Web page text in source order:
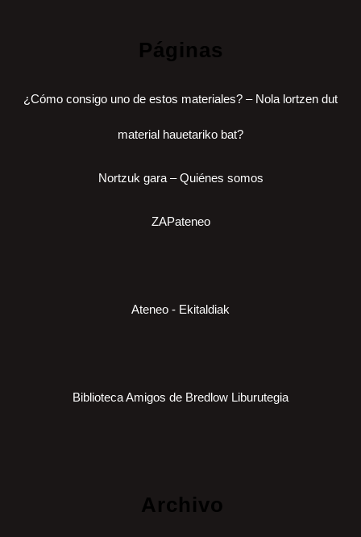
Páginas
¿Cómo consigo uno de estos materiales? – Nola lortzen dut
material hauetariko bat?
Nortzuk gara – Quiénes somos
ZAPateneo
Ateneo - Ekitaldiak
Biblioteca Amigos de Bredlow Liburutegia
Archivo